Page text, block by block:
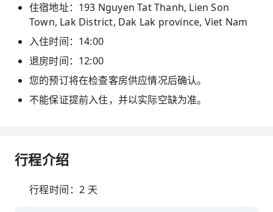
住宿地址：193 Nguyen Tat Thanh, Lien Son
Town, Lak District, Dak Lak province, Viet Nam
入住时间：14:00
退房时间：12:00
您的预订将在检查客房供应情况后确认。
不能保证提前入住，并以实际空缺为准。
行程介绍
行程时间：2 天